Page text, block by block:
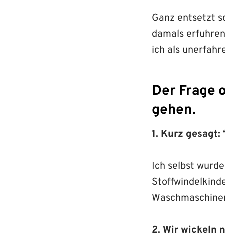
Ganz entsetzt
damals
ich als
Der Frage
gehen.
1. Kurz
Ich selbst
2. Wir wickeln